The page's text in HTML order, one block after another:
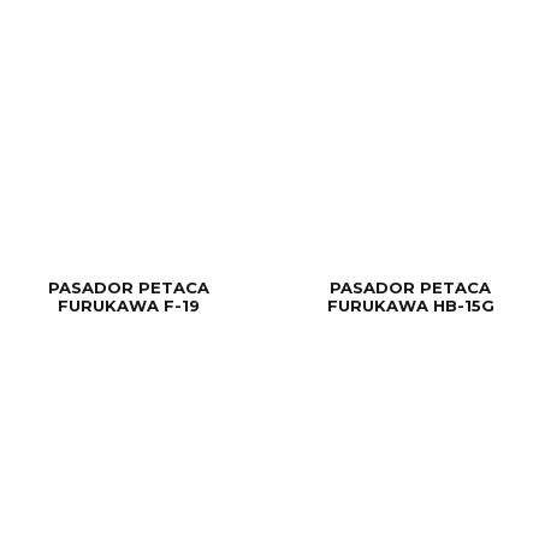
PASADOR PETACA
FURUKAWA F-19
PASADOR PETACA
FURUKAWA HB-15G